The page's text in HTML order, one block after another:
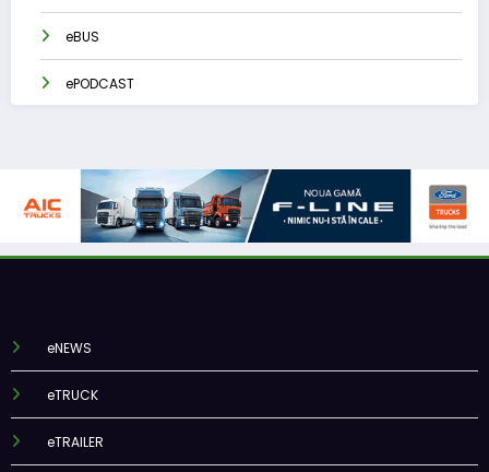
eBUS
ePODCAST
eNEWS
eTRUCK
eTRAILER